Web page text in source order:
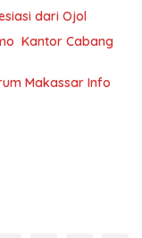
dari Ojol
Kantor Cabang
Makassar Info